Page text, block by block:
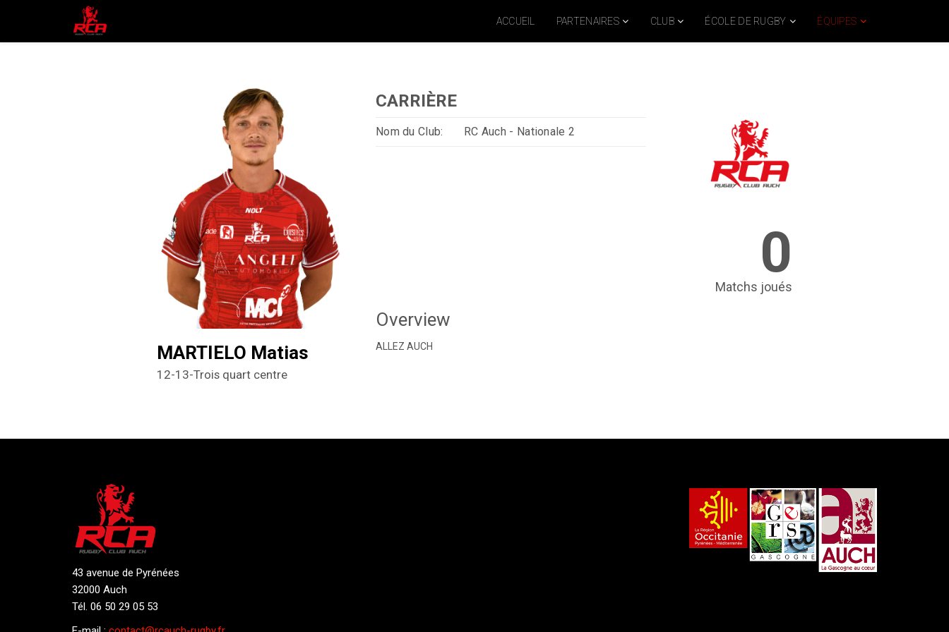
ACCUEIL PARTENAIRES CLUB ÉCOLE DE RUGBY ÉQUIPES
MARTIELO Matias
12-13-Trois quart centre
CARRIÈRE
Nom du Club: RC Auch - Nationale 2
0
Matchs joués
Overview
ALLEZ AUCH
43 avenue de Pyrénées
32000 Auch
Tél. 06 50 29 05 53